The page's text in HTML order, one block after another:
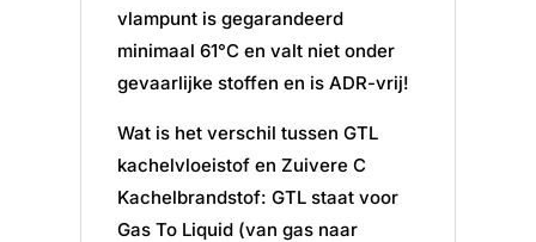
vlampunt is gegarandeerd
minimaal 61°C en valt niet onder
gevaarlijke stoffen en is ADR-vrij!
Wat is het verschil tussen GTL
kachelvloeistof en Zuivere C
Kachelbrandstof: GTL staat voor
Gas To Liquid (van gas naar